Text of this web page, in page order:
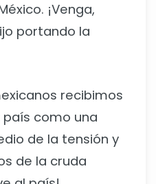
¡Venga,
portando la
recibimos
como una
de la tensión y
de la cruda